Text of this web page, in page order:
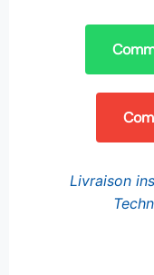
Livraison